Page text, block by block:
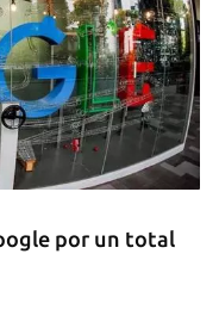
por un total